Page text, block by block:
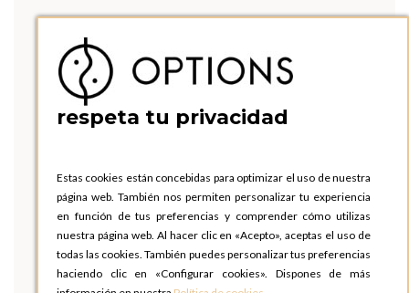
respeta tu privacidad
Estas cookies están concebidas para optimizar el uso de nuestra
página web. También nos permiten personalizar tu experiencia
en función de tus preferencias y comprender cómo utilizas
nuestra página web. Al hacer clic en «Acepto», aceptas el uso de
todas las cookies. También puedes personalizar tus preferencias
haciendo clic en «Configurar cookies». Dispones de más